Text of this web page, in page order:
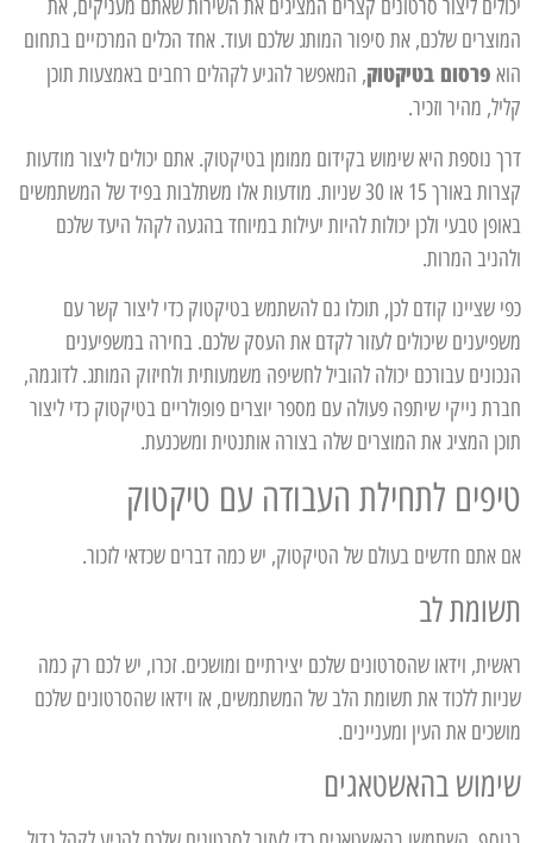
יכולים ליצור סרטונים קצרים המציגים את השירות שאתם מעניקים, את
המוצרים שלכם, את סיפור המותג שלכם ועוד. אחד הכלים המרכזיים בתחום
הוא פרסום בטיקטוק, המאפשר להגיע לקהלים רחבים באמצעות תוכן
קליל, מהיר וזכיר.
דרך נוספת היא שימוש בקידום ממומן בטיקטוק. אתם יכולים ליצור מודעות
קצרות באורך 15 או 30 שניות. מודעות אלו משתלבות בפיד של המשתמשים
באופן טבעי ולכן יכולות להיות יעילות במיוחד בהגעה לקהל היעד שלכם
ולהניב המרות.
כפי שציינו קודם לכן, תוכלו גם להשתמש בטיקטוק כדי ליצור קשר עם
משפיענים שיכולים לעזור לקדם את העסק שלכם. בחירה במשפיענים
הנכונים עבורכם יכולה להוביל לחשיפה משמעותית ולחיזוק המותג. לדוגמה,
חברת נייקי שיתפה פעולה עם מספר יוצרים פופולריים בטיקטוק כדי ליצור
תוכן המציג את המוצרים שלה בצורה אותנטית ומשכנעת.
טיפים לתחילת העבודה עם טיקטוק
אם אתם חדשים בעולם של הטיקטוק, יש כמה דברים שכדאי לזכור.
תשומת לב
ראשית, וידאו שהסרטונים שלכם יצירתיים ומושכים. זכרו, יש לכם רק כמה
שניות ללכוד את תשומת הלב של המשתמשים, אז וידאו שהסרטונים שלכם
מושכים את העין ומעניינים.
שימוש בהאשטאגים